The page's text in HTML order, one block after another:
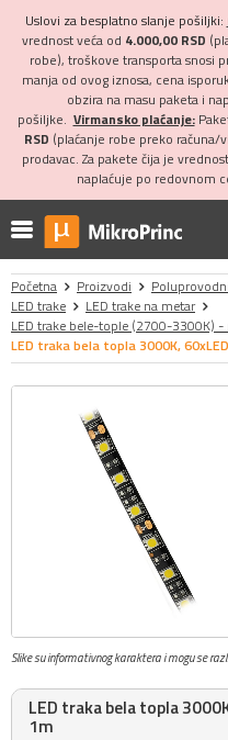
Uslovi za besplatno slanje pošiljki:
vrednost veća od 4.000,00 RSD
robe), troškove transporta snosi
manja od ovog iznosa, cena
obzira na masu paketa i
pošiljke. Virmansko plaćanje:
RSD (plaćanje robe preko računa/
prodavac. Za pakete čija je
naplaćuje po redovnom
Početna Proizvodi
LED trake
LED trake na metar
LED trake bele-tople (2700-3300K) -
LED traka bela topla 3000K,
Slike su informativnog karaktera i mogu se
LED traka bela topla
1m